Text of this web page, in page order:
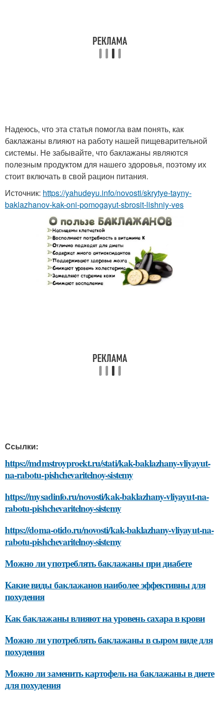
Надеюсь, что эта статья помогла вам понять, как
баклажаны влияют на работу нашей пищеварительной
системы. Не забывайте, что баклажаны являются
полезным продуктом для нашего здоровья, поэтому их
стоит включать в свой рацион питания.
Источник: https://yahudeyu.info/novosti/skrytye-tayny-
baklazhanov-kak-oni-pomogayut-sbrosit-lishniy-ves
Ссылки:
https://mdmstroyproekt.ru/stati/kak-baklazhany-vliyayut-
na-rabotu-pishchevaritelnoy-sistemy
https://mysadinfo.ru/novosti/kak-baklazhany-vliyayut-na-
rabotu-pishchevaritelnoy-sistemy
https://doma-otido.ru/novosti/kak-baklazhany-vliyayut-na-
rabotu-pishchevaritelnoy-sistemy
Можно ли употреблять баклажаны при диабете
Какие виды баклажанов наиболее эффективны для
похудения
Как баклажаны влияют на уровень сахара в крови
Можно ли употреблять баклажаны в сыром виде для
похудения
Можно ли заменить картофель на баклажаны в диете
для похудения